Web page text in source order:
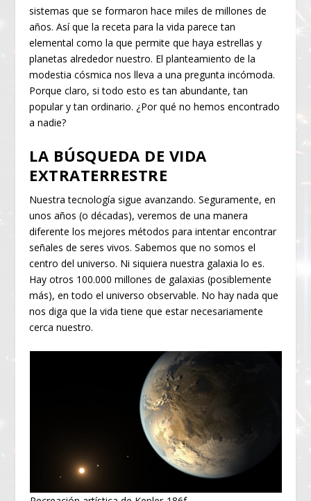
sistemas que se formaron hace miles de millones de
años. Así que la receta para la vida parece tan
elemental como la que permite que haya estrellas y
planetas alrededor nuestro. El planteamiento de la
modestia cósmica nos lleva a una pregunta incómoda.
Porque claro, si todo esto es tan abundante, tan
popular y tan ordinario. ¿Por qué no hemos encontrado
a nadie?
LA BÚSQUEDA DE VIDA
EXTRATERRESTRE
Nuestra tecnología sigue avanzando. Seguramente, en
unos años (o décadas), veremos de una manera
diferente los mejores métodos para intentar encontrar
señales de seres vivos. Sabemos que no somos el
centro del universo. Ni siquiera nuestra galaxia lo es.
Hay otros 100.000 millones de galaxias (posiblemente
más), en todo el universo observable. No hay nada que
nos diga que la vida tiene que estar necesariamente
cerca nuestro.